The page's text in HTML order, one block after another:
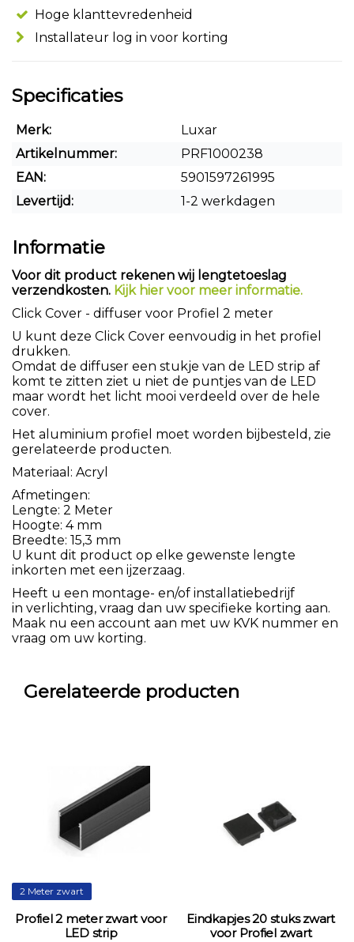
Hoge klanttevredenheid
Installateur log in voor korting
Specificaties
Merk:
Luxar
Artikelnummer:
PRF1000238
EAN:
5901597261995
Levertijd:
1-2 werkdagen
Informatie
Voor dit product rekenen wij lengtetoeslag
verzendkosten. Kijk hier voor meer informatie.
Click Cover - diffuser voor Profiel 2 meter
U kunt deze Click Cover eenvoudig in het profiel
drukken.
Omdat de diffuser een stukje van de LED strip af
komt te zitten ziet u niet de puntjes van de LED
maar wordt het licht mooi verdeeld over de hele
cover.
Het aluminium profiel moet worden bijbesteld, zie
gerelateerde producten.
Materiaal: Acryl
Afmetingen:
Lengte: 2 Meter
Hoogte: 4 mm
Breedte: 15,3 mm
U kunt dit product op elke gewenste lengte
inkorten met een ijzerzaag.
Heeft u een montage- en/of installatiebedrijf
in verlichting, vraag dan uw specifieke korting aan.
Maak nu een account aan met uw KVK nummer en
vraag om uw korting.
Gerelateerde producten
2 Meter zwart
Profiel 2 meter zwart voor
LED strip
Eindkapjes 20 stuks zwart
voor Profiel zwart